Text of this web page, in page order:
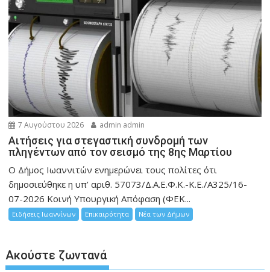
7 Αυγούστου 2026 admin admin
Αιτήσεις για στεγαστική συνδρομή των
πληγέντων από τον σεισμό της 8ης Μαρτίου
Ο Δήμος Ιωαννιτών ενημερώνει τους πολίτες ότι
δημοσιεύθηκε η υπ’ αριθ. 57073/Δ.Α.Ε.Φ.Κ.-Κ.Ε./Α325/16-
07-2026 Κοινή Υπουργική Απόφαση (ΦΕΚ...
Ειδήσεις Ιωαννίνων Επικαιρότητα Νέα των Δήμων
Ακούστε ζωντανά